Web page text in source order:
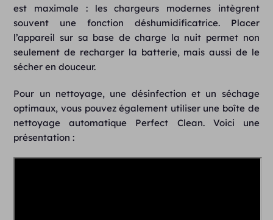
est maximale : les chargeurs modernes intègrent
souvent une fonction déshumidificatrice. Placer
l’appareil sur sa base de charge la nuit permet non
seulement de recharger la batterie, mais aussi de le
sécher en douceur.
Pour un nettoyage, une désinfection et un séchage
optimaux, vous pouvez également utiliser une boîte de
nettoyage automatique Perfect Clean. Voici une
présentation :